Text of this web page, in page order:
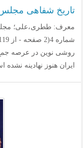
تاریخ شفاهی
روشی نوین در عرصه جمع
ایران هنوز نهادینه